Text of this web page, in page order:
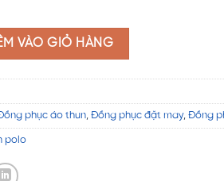
đỏ CBM11 số lượng
VÀO GIỎ HÀNG
phục áo thun, Đồng phục đặt may, Đồng
polo